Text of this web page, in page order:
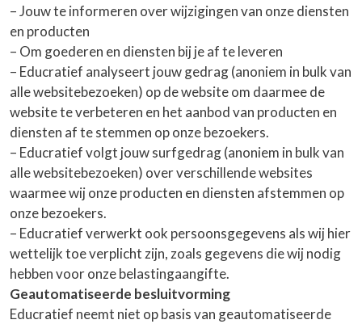
– Jouw te informeren over wijzigingen van onze diensten
en producten
– Om goederen en diensten bij je af te leveren
– Educratief analyseert jouw gedrag (anoniem in bulk van
alle websitebezoeken) op de website om daarmee de
website te verbeteren en het aanbod van producten en
diensten af te stemmen op onze bezoekers.
– Educratief volgt jouw surfgedrag (anoniem in bulk van
alle websitebezoeken) over verschillende websites
waarmee wij onze producten en diensten afstemmen op
onze bezoekers.
– Educratief verwerkt ook persoonsgegevens als wij hier
wettelijk toe verplicht zijn, zoals gegevens die wij nodig
hebben voor onze belastingaangifte.
Geautomatiseerde besluitvorming
Educratief neemt niet op basis van geautomatiseerde